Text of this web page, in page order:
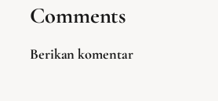
Comments
Berikan komentar